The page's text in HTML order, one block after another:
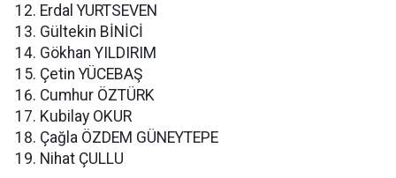
Erdal YURTSEVEN
Gültekin BİNİCİ
Gökhan YILDIRIM
Çetin YÜCEBAŞ
Cumhur ÖZTÜRK
Kubilay OKUR
Çağla ÖZDEM GÜNEYTEPE
Nihat ÇULLU